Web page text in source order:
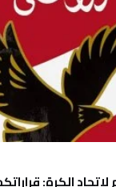
الكرة:‏